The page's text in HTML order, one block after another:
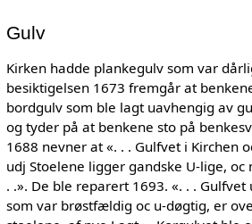
Gulv
Kirken hadde plankegulv som var
besiktigelsen 1673 fremgår at
bordgulv som ble lagt uavhengig av
og tyder på at benkene sto på
1688 nevner at «. . . Gulfvet i Kirchen
udj Stoelene ligger gandske U-lige,
. .». De ble reparert 1693. «. . . Gulfvet
som var brøstfældig oc u-døgtig, er